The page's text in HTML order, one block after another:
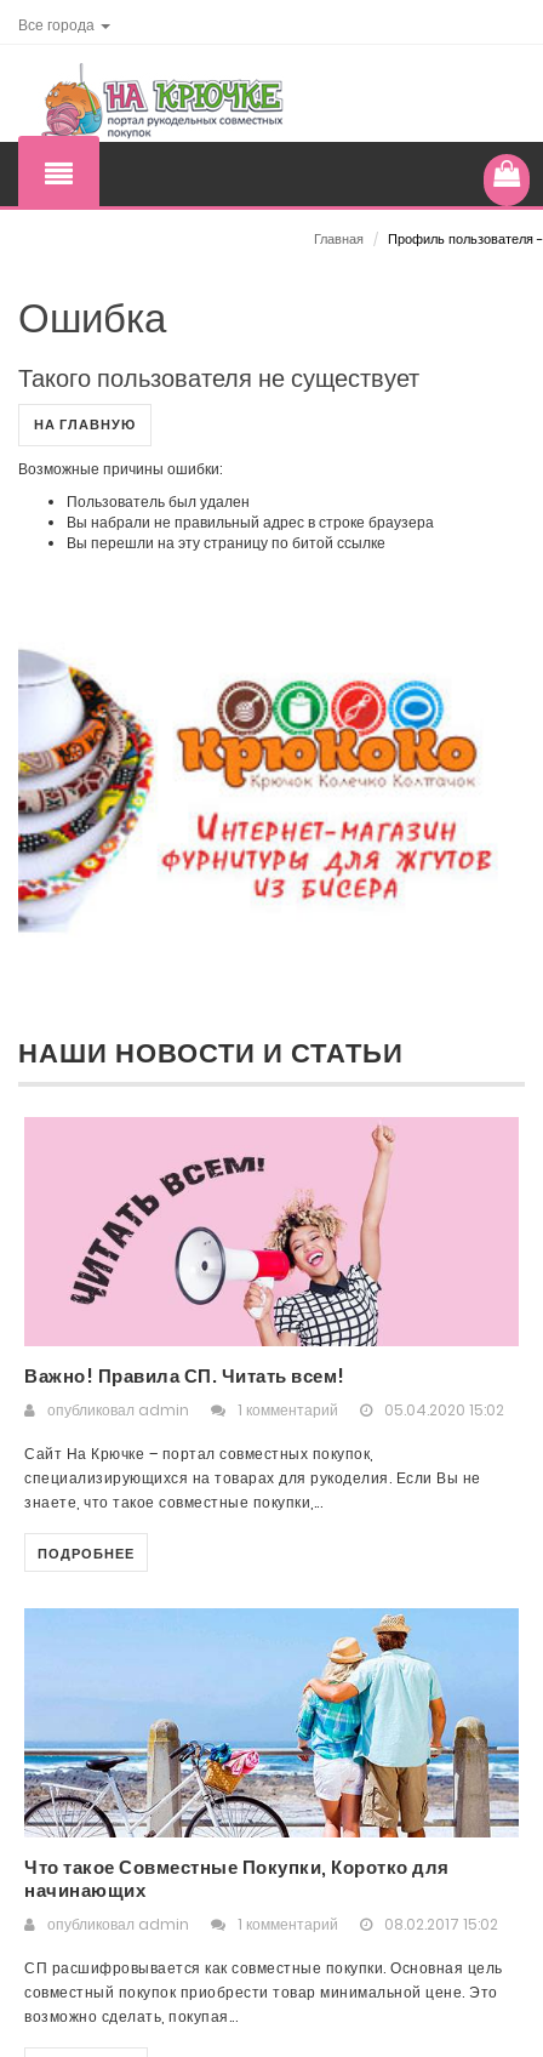
Все города
Главная / Профиль пользователя -
Ошибка
Такого пользователя не существует
НА ГЛАВНУЮ
Возможные причины ошибки:
Пользователь был удален
Вы набрали не правильный адрес в строке браузера
Вы перешли на эту страницу по битой ссылке
НАШИ НОВОСТИ И СТАТЬИ
Важно! Правила СП. Читать всем!
опубликовал admin 1 комментарий 05.04.2020 15:02
Сайт На Крючке – портал совместных покупок,
специализирующихся на товарах для рукоделия. Если Вы не
знаете, что такое совместные покупки,...
ПОДРОБНЕЕ
Что такое Совместные Покупки, Коротко для
начинающих
опубликовал admin 1 комментарий 08.02.2017 15:02
СП расшифровывается как совместные покупки. Основная цель
совместный покупок приобрести товар минимальной цене. Это
возможно сделать, покупая...